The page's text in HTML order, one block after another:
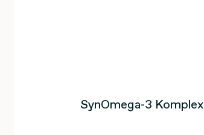
SynOmega-3 Komplex